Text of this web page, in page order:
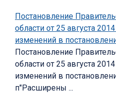
Постановление
области от 25 августа
изменений в
Постановление
области от 25 августа
изменений в
п"Расширены ...